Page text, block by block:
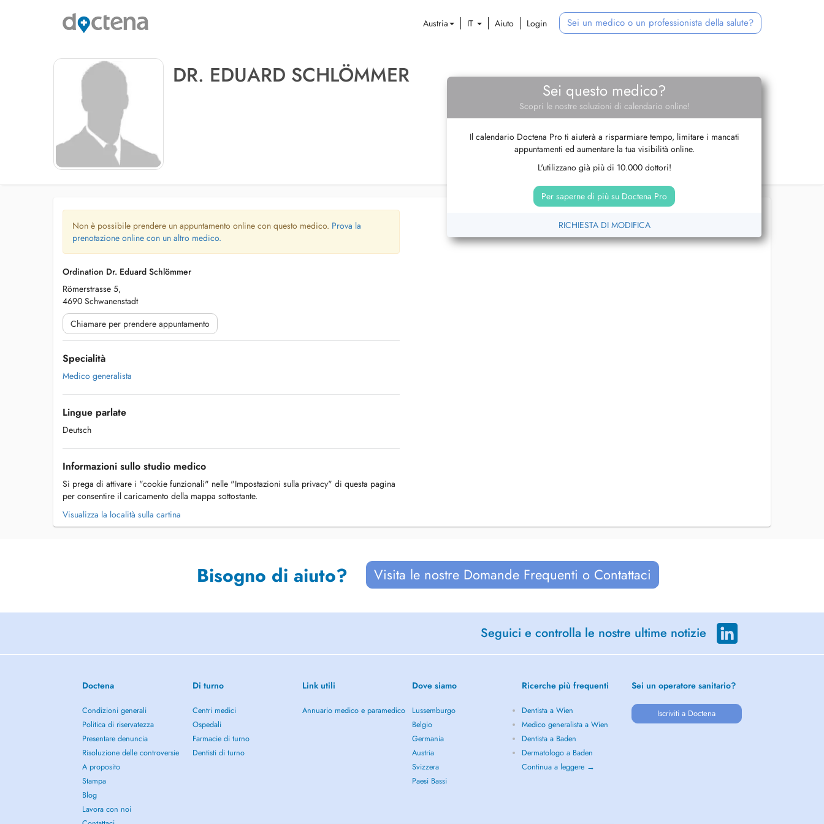
Austria IT Aiuto Login Sei un medico o un professionista della salute?
DR. EDUARD SCHLÖMMER
Sei questo medico?
Scopri le nostre soluzioni di calendario online!
Il calendario Doctena Pro ti aiuterà a risparmiare tempo, limitare i mancati
appuntamenti ed aumentare la tua visibilità online.
L'utilizzano già più di 10.000 dottori!
Per saperne di più su Doctena Pro
RICHIESTA DI MODIFICA
Non è possibile prendere un appuntamento online con questo medico. Prova la
prenotazione online con un altro medico.
Ordination Dr. Eduard Schlömmer
Römerstrasse 5,
4690 Schwanenstadt
Chiamare per prendere appuntamento
Specialità
Medico generalista
Lingue parlate
Deutsch
Informazioni sullo studio medico
Si prega di attivare i "cookie funzionali" nelle "Impostazioni sulla privacy" di questa pagina
per consentire il caricamento della mappa sottostante.
Visualizza la località sulla cartina
Bisogno di aiuto? Visita le nostre Domande Frequenti o Contattaci
Seguici e controlla le nostre ultime notizie
Doctena
Condizioni generali
Politica di riservatezza
Presentare denuncia
Risoluzione delle controversie
A proposito
Stampa
Blog
Lavora con noi
Di turno
Centri medici
Ospedali
Farmacie di turno
Dentisti di turno
Link utili
Annuario medico e paramedico
Dove siamo
Lussemburgo
Belgio
Germania
Austria
Svizzera
Paesi Bassi
Ricerche più frequenti
Dentista a Wien
Medico generalista a Wien
Dentista a Baden
Dermatologo a Baden
Continua a leggere →
Sei un operatore sanitario?
Iscriviti a Doctena